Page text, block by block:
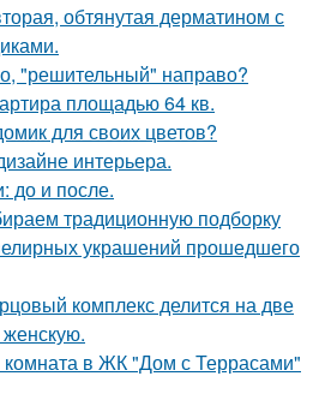
обтянутая дерматином с
"решительный" направо?
площадью 64 кв.
для своих цветов?
интерьера.
и после.
традиционную подборку
украшений прошедшего
комплекс делится на две
комната в ЖК "Дом с Террасами"